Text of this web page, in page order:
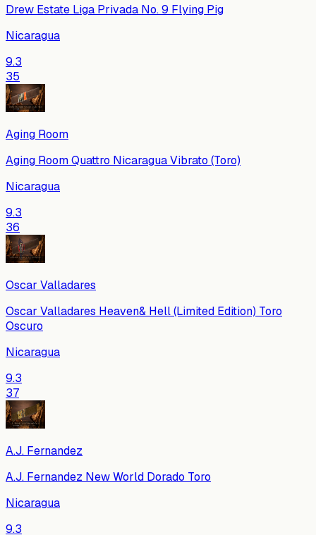
Drew Estate Liga Privada No. 9 Flying Pig
Nicaragua
9.3
35
Aging Room
Aging Room Quattro Nicaragua Vibrato (Toro)
Nicaragua
9.3
36
Oscar Valladares
Oscar Valladares Heaven& Hell (Limited Edition) Toro
Oscuro
Nicaragua
9.3
37
A.J. Fernandez
A.J. Fernandez New World Dorado Toro
Nicaragua
9.3